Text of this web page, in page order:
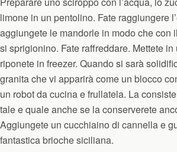
limone in un pentolino. Fate raggiungere
aggiungete le mandorle in modo che con
si sprigionino. Fate raffreddare. Mettete
riponete in freezer. Quando si sarà
granita che vi apparirà come un blocco
un robot da cucina e frullatela. La
tale e quale anche se la conserverete
Aggiungete un cucchiaino di cannella e
fantastica brioche siciliana.